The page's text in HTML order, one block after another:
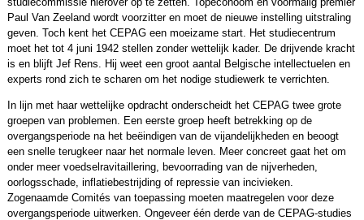
Paul Van Zeeland wordt voorzitter en moet de nieuwe instelling uitstraling
geven. Toch kent het CEPAG een moeizame start. Het studiecentrum
moet het tot 4 juni 1942 stellen zonder wettelijk kader. De drijvende kracht
is en blijft Jef Rens. Hij weet een groot aantal Belgische intellectuelen en
experts rond zich te scharen om het nodige studiewerk te verrichten.
In lijn met haar wettelijke opdracht onderscheidt het CEPAG twee grote
groepen van problemen. Een eerste groep heeft betrekking op de
overgangsperiode na het beëindigen van de vijandelijk­heden en beoogt
een snelle terugkeer naar het normale leven. Meer concreet gaat het om
onder meer voedselravitaillering, bevoorrading van de nijverheden,
oorlogsschade, inflatiebestrijding of re­pressie van incivieken.
Zogenaamde Comités van toepassing moeten maatregelen voor deze
over­gangsperiode uitwerken. Ongeveer één derde van de CEPAG-studies